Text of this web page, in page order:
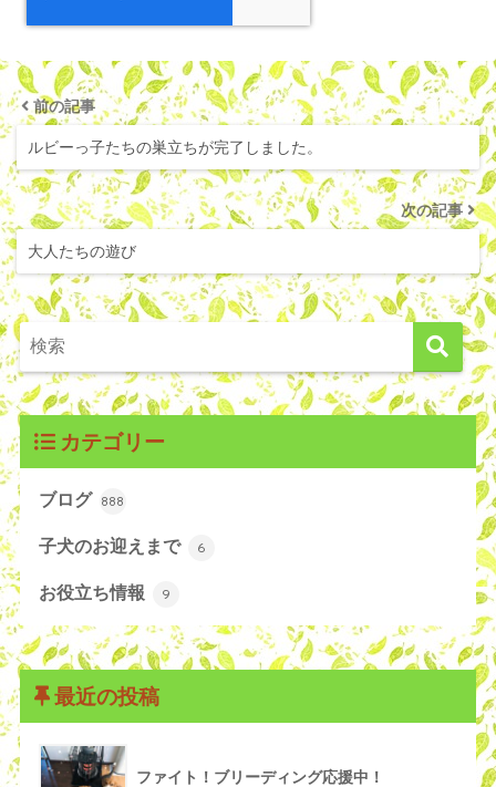
前の記事
ルビーっ子たちの巣立ちが完了しました。
次の記事
大人たちの遊び
カテゴリー
ブログ 888
子犬のお迎えまで 6
お役立ち情報 9
最近の投稿
ファイト！ブリーディング応援中！